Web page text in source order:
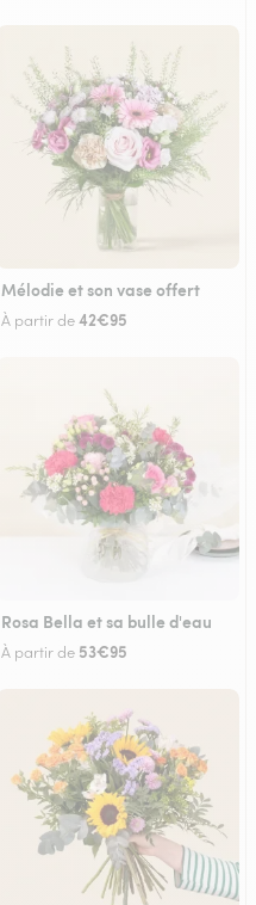
Mélodie et son vase offert
À partir de42€95
Rosa Bella et sa bulle d'eau
À partir de 53€95